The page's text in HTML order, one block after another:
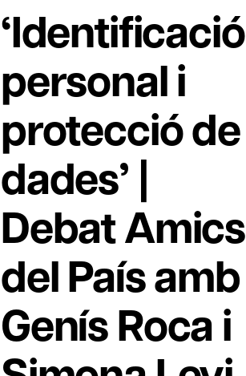
‘Identificació
personal i
protecció de
dades’ |
Debat Amics
del País amb
Genís Roca i